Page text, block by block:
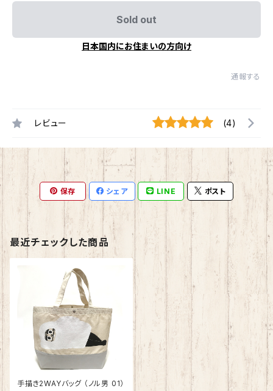
Sold out
日本国内にお住まいの方向け
通報する
レビュー (4)
保存 シェア LINE ポスト
最近チェックした商品
手描き2WAYバッグ （ノル男 01）